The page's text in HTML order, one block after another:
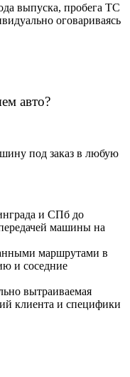
выпуска, пробега ТС
оговариваясь
авто?
под заказ в любую
и СПб до
машины на
маршрутами в
и соседние
вытраиваемая
клиента и специфики